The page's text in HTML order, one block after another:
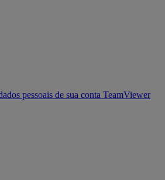
pessoais de sua conta TeamViewer